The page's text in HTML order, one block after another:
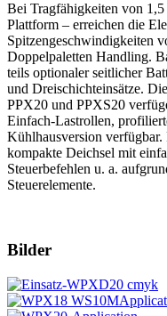
Bei Tragfähigkeiten von
Plattform – erreichen die
Spitzengeschwindigkeiten
Doppelpaletten Handling.
teils optionaler seitlicher
und Dreischichteinsätze.
PPX20 und PPXS20
Einfach-Lastrollen,
Kühlhausversion
kompakte Deichsel mit
Steuerbefehlen u. a.
Steuerelemente.
Bilder